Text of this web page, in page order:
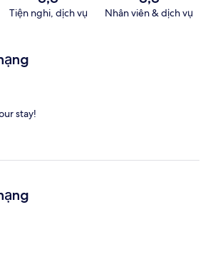
Tiện nghi, dịch vụ Nhân viên & dịch vụ
stay!